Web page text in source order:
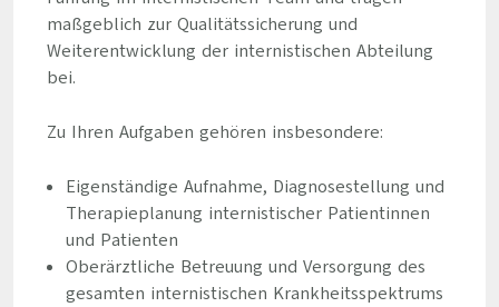
maßgeblich zur Qualitätssicherung und
Weiterentwicklung der internistischen Abteilung
bei.
Zu Ihren Aufgaben gehören insbesondere:
Eigenständige Aufnahme, Diagnosestellung und
Therapieplanung internistischer Patientinnen
und Patienten
Oberärztliche Betreuung und Versorgung des
gesamten internistischen Krankheitsspektrums